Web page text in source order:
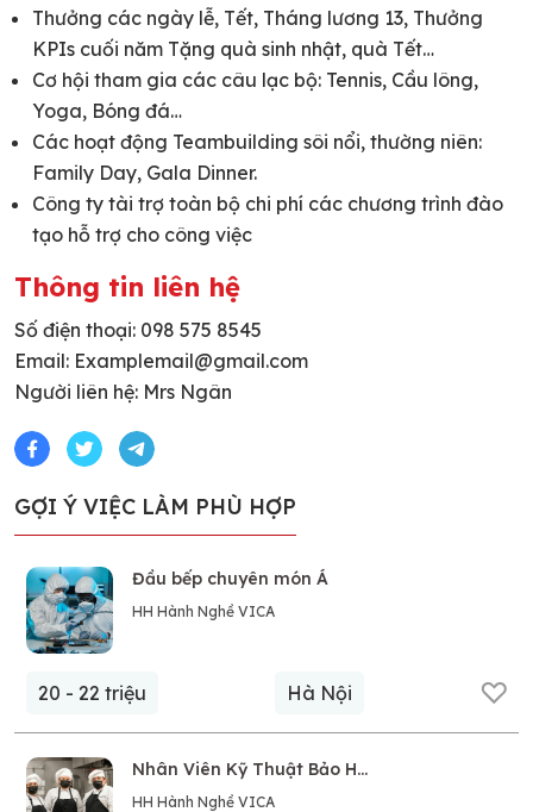
Thưởng các ngày lễ, Tết, Tháng lương 13, Thưởng
KPIs cuối năm Tặng quà sinh nhật, quà Tết…
Cơ hội tham gia các câu lạc bộ: Tennis, Cầu lông,
Yoga, Bóng đá…
Các hoạt động Teambuilding sôi nổi, thường niên:
Family Day, Gala Dinner.
Công ty tài trợ toàn bộ chi phí các chương trình đào
tạo hỗ trợ cho công việc
Thông tin liên hệ
Số điện thoại: 098 575 8545
Email: Examplemail@gmail.com
Người liên hệ: Mrs Ngân
GỢI Ý VIỆC LÀM PHÙ HỢP
Đầu bếp chuyên món Á
HH Hành Nghề VICA
20 - 22 triệu Hà Nội
Nhân Viên Kỹ Thuật Bảo Hành Sửa Chữa Điện Tử
HH Hành Nghề VICA